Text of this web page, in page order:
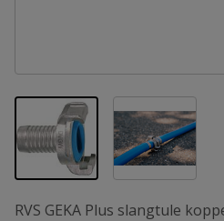
View larger image
View
RVS GEKA Plus slangtule